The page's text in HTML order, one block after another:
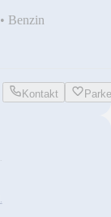
• Benzin
Kontakt